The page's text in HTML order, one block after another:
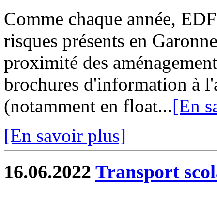
Comme chaque année,
risques présents en
proximité des
brochures d'information à
(notamment en float...[En
[En savoir plus]
16.06.2022 Transport